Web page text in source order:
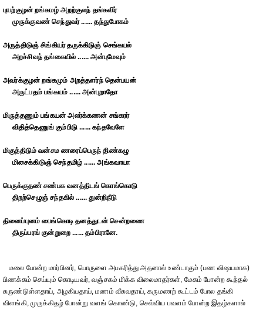
புயற்குழன் றங்கமழ் அறற்குலந் தங்கவிர்
முருக்குவண் செந்துவர் ...... தந்துபோகம்
அருத்திடுஞ் சிங்கியர் தருக்கிடுஞ் செங்கயல்
அறச்சிவந் தங்கையில் ...... அன்புமேவும்
அவர்க்குழன் றங்கமும் அறத்தளர்ந் தென்பயன்
அருட்பதம் பங்கயம் ...... அன்புறாதோ
மிருத்தணும் பங்கயன் அலர்க்கணன் சங்கரர்
விதித்தெணுங் கும்பிடு ...... கந்தவேளே
மிகுத்திடும் வன்சம ணரைப்பெருந் திண்கழு
மிசைக்கிடுஞ் செந்தமிழ் ...... அங்கவாயா
பெருக்குதண் சண்பக வனத்திடங் கொங்கொடு
திறற்செழுஞ் சந்தகில் ...... துன்றிநீடு
தினைப்புனம் பைங்கொடி தனத்துடன் சென்றணை
திருப்பரங் குன்றுறை ...... தம்பிரானே.
மலை போன்ற மார்பினர், பொருளை அபகரித்து அதனால் உண்டாகும் (பண விஷயமாக)
பிணக்கம் செய்யும் கொடியவர், வஞ்சகம் மிக்க விலைமாதர்கள், மேகம் போன்ற கூந்தல்
சுருண்டுள்ளதாய், அழகியதாய், மணம் வீசுவதாய், கருமணற் கூட்டம் போல தங்கி
விளங்கி, முருக்கிதழ் போன்று வளங் கொண்டு, செவ்விய பவளம் போன்ற இதழ்களால்